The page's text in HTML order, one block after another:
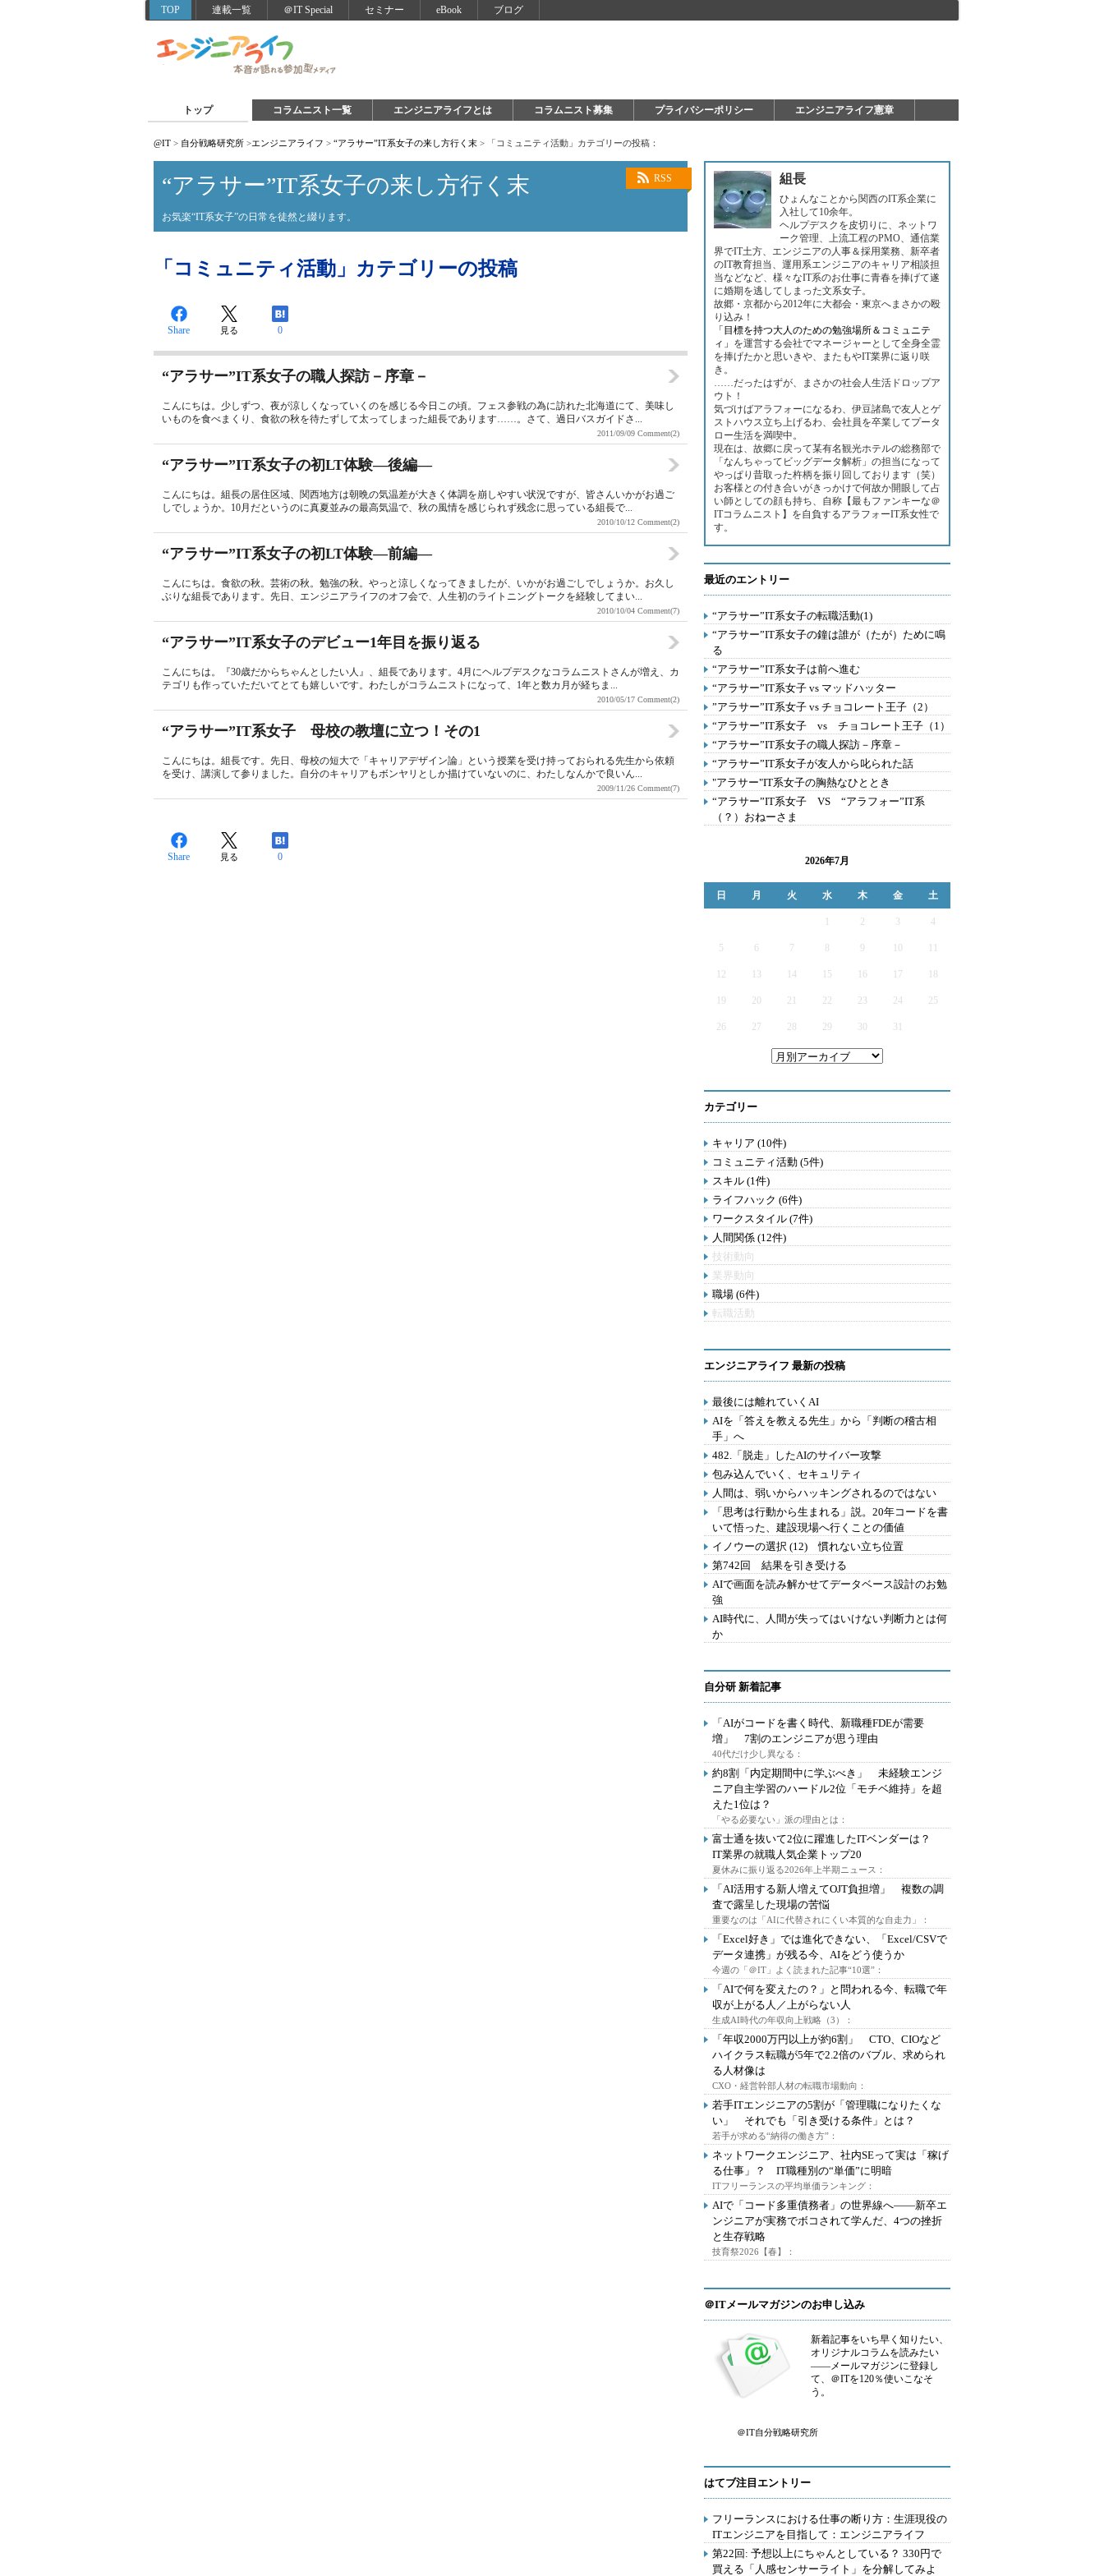
TOP 連載一覧 ＠IT Special セミナー eBook ブログ
トップ コラムニスト一覧 エンジニアライフとは コラムニスト募集 プライバシーポリシー エンジニアライフ憲章
@IT > 自分戦略研究所 >エンジニアライフ > “アラサー”IT系女子の来し方行く末 > 「コミュニティ活動」カテゴリーの投稿：
RSS
“アラサー”IT系女子の来し方行く末
お気楽“IT系女子”の日常を徒然と綴ります。
「コミュニティ活動」カテゴリーの投稿
Share 見る 0
“アラサー”IT系女子の職人探訪－序章－
こんにちは。少しずつ、夜が涼しくなっていくのを感じる今日この頃。フェス参戦の為に訪れた北海道にて、美味し
いものを食べまくり、食欲の秋を待たずして太ってしまった組長であります……。さて、過日バスガイドさ...
2011/09/09 Comment(2)
“アラサー”IT系女子の初LT体験―後編―
こんにちは。組長の居住区域、関西地方は朝晩の気温差が大きく体調を崩しやすい状況ですが、皆さんいかがお過ご
しでしょうか。10月だというのに真夏並みの最高気温で、秋の風情を感じられず残念に思っている組長で...
2010/10/12 Comment(2)
“アラサー”IT系女子の初LT体験―前編―
こんにちは。食欲の秋。芸術の秋。勉強の秋。やっと涼しくなってきましたが、いかがお過ごしでしょうか。お久し
ぶりな組長であります。先日、エンジニアライフのオフ会で、人生初のライトニングトークを経験してまい...
2010/10/04 Comment(7)
“アラサー”IT系女子のデビュー1年目を振り返る
こんにちは。『30歳だからちゃんとしたい人』、組長であります。4月にヘルプデスクなコラムニストさんが増え、カ
テゴリも作っていただいてとても嬉しいです。わたしがコラムニストになって、1年と数カ月が経ちま...
2010/05/17 Comment(2)
“アラサー”IT系女子 母校の教壇に立つ！その1
こんにちは。組長です。先日、母校の短大で「キャリアデザイン論」という授業を受け持っておられる先生から依頼
を受け、講演して参りました。自分のキャリアもボンヤリとしか描けていないのに、わたしなんかで良いん...
2009/11/26 Comment(7)
Share 見る 0
組長
ひょんなことから関西のIT系企業に
入社して10余年。
ヘルプデスクを皮切りに、ネットワ
ーク管理、上流工程のPMO、通信業
界でIT土方、エンジニアの人事＆採用業務、新卒者
のIT教育担当、運用系エンジニアのキャリア相談担
当などなど、様々なIT系のお仕事に青春を捧げて遂
に婚期を逃してしまった文系女子。
故郷・京都から2012年に大都会・東京へまさかの殴
り込み！
「目標を持つ大人のための勉強場所＆コミュニテ
ィ」 を運営する会社でマネージャーとして全身全霊
を捧げたかと思いきや、またもやIT業界に返り咲
き。
……だったはずが、まさかの社会人生活ドロップア
ウト！
気づけばアラフォーになるわ、伊豆諸島で友人とゲ
ストハウス立ち上げるわ、会社員を卒業してプータ
ロー生活を満喫中。
現在は、故郷に戻って某有名観光ホテルの総務部で
「なんちゃってビッグデータ解析」の担当になって
やっぱり昔取った杵柄を振り回しております（笑）
お客様との付き合いがきっかけで何故か開眼して占
い師としての顔も持ち、自称【最もファンキーな＠
ITコラムニスト】を自負するアラフォーIT系女性で
す。
最近のエントリー
“アラサー”IT系女子の転職活動(1)
“アラサー”IT系女子の鐘は誰が（たが）ために鳴
る
“アラサー”IT系女子は前へ進む
“アラサー”IT系女子 vs マッドハッター
”アラサー”IT系女子 vs チョコレート王子（2）
“アラサー”IT系女子 vs チョコレート王子（1）
“アラサー”IT系女子の職人探訪－序章－
“アラサー”IT系女子が友人から叱られた話
"アラサー"IT系女子の胸熱なひととき
“アラサー”IT系女子 VS “アラフォー”IT系
（？）おねーさま
2026年7月
日 月 火 水 木 金 土
2 3 4
5 6 7 9
12 13 14 15 16 17
19 20 21 22 23 24 25
26 27 28 29 30 31
カテゴリー
キャリア (10件)
コミュニティ活動 (5件)
スキル (1件)
ライフハック (6件)
ワークスタイル (7件)
人間関係 (12件)
技術動向
業界動向
職場 (6件)
転職活動
エンジニアライフ 最新の投稿
最後には離れていくAI
AIを「答えを教える先生」から「判断の稽古相
手」へ
482.「脱走」したAIのサイバー攻撃
包み込んでいく、セキュリティ
人間は、弱いからハッキングされるのではない
「思考は行動から生まれる」説。20年コードを書
いて悟った、建設現場へ行くことの価値
イノウーの選択 (12) 慣れない立ち位置
第742回 結果を引き受ける
AIで画面を読み解かせてデータベース設計のお勉
強
AI時代に、人間が失ってはいけない判断力とは何
か
自分研 新着記事
「AIがコードを書く時代、新職種FDEが需要
増」 7割のエンジニアが思う理由
40代だけ少し異なる：
約8割「内定期間中に学ぶべき」 未経験エンジ
ニア自主学習のハードル2位「モチベ維持」を超
えた1位は？
「やる必要ない」派の理由とは：
富士通を抜いて2位に躍進したITベンダーは？
IT業界の就職人気企業トップ20
夏休みに振り返る2026年上半期ニュース：
「AI活用する新人増えてOJT負担増」 複数の調
査で露呈した現場の苦悩
重要なのは「AIに代替されにくい本質的な自走力」：
「Excel好き」では進化できない、「Excel/CSVで
データ連携」が残る今、AIをどう使うか
今週の「＠IT」よく読まれた記事“10選”：
「AIで何を変えたの？」と問われる今、転職で年
収が上がる人／上がらない人
生成AI時代の年収向上戦略（3）：
「年収2000万円以上が約6割」 CTO、CIOなど
ハイクラス転職が5年で2.2倍のバブル、求められ
る人材像は
CXO・経営幹部人材の転職市場動向：
若手ITエンジニアの5割が「管理職になりたくな
い」 それでも「引き受ける条件」とは？
若手が求める“納得の働き方”：
ネットワークエンジニア、社内SEって実は「稼げ
る仕事」？ IT職種別の“単価”に明暗
ITフリーランスの平均単価ランキング：
AIで「コード多重債務者」の世界線へ――新卒エ
ンジニアが実務でボコされて学んだ、4つの挫折
と生存戦略
技育祭2026【春】：
＠ITメールマガジンのお申し込み
新着記事をいち早く知りたい、
オリジナルコラムを読みたい
――メールマガジンに登録し
て、＠ITを120％使いこなそ
う。
＠IT自分戦略研究所
はてブ注目エントリー
フリーランスにおける仕事の断り方：生涯現役の
ITエンジニアを目指して：エンジニアライフ
第22回: 予想以上にちゃんとしている？ 330円で
買える「人感センサーライト」を分解してみよ